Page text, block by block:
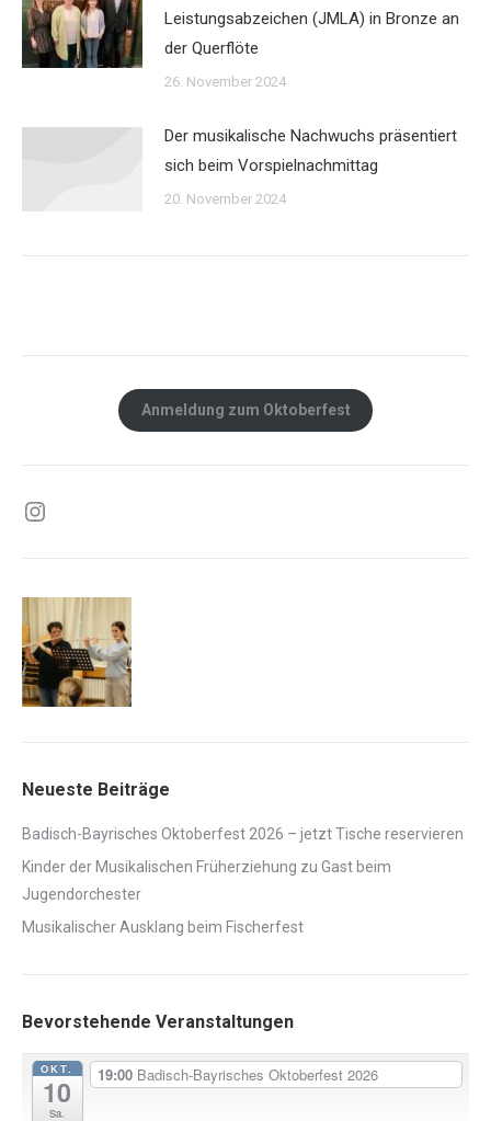
Leistungsabzeichen (JMLA) in Bronze an
der Querflöte
26. November 2024
Der musikalische Nachwuchs präsentiert
sich beim Vorspielnachmittag
20. November 2024
Anmeldung zum Oktoberfest
Instagram
Neueste Beiträge
Badisch-Bayrisches Oktoberfest 2026 – jetzt Tische reservieren
Kinder der Musikalischen Früherziehung zu Gast beim
Jugendorchester
Musikalischer Ausklang beim Fischerfest
Bevorstehende Veranstaltungen
OKT.
10
Sa.
19:00 Badisch-Bayrisches Oktoberfest 2026